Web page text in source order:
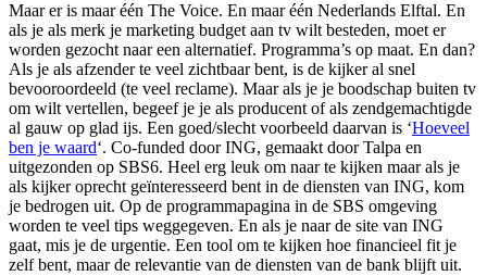
Maar er is maar één The Voice. En maar één Nederlands Elftal. En
als je als merk je marketing budget aan tv wilt besteden, moet er
worden gezocht naar een alternatief. Programma’s op maat. En dan?
Als je als afzender te veel zichtbaar bent, is de kijker al snel
bevooroordeeld (te veel reclame). Maar als je je boodschap buiten tv
om wilt vertellen, begeef je je als producent of als zendgemachtigde
al gauw op glad ijs. Een goed/slecht voorbeeld daarvan is ‘Hoeveel
ben je waard‘. Co-funded door ING, gemaakt door Talpa en
uitgezonden op SBS6. Heel erg leuk om naar te kijken maar als je
als kijker oprecht geïnteresseerd bent in de diensten van ING, kom
je bedrogen uit. Op de programmapagina in de SBS omgeving
worden te veel tips weggegeven. En als je naar de site van ING
gaat, mis je de urgentie. Een tool om te kijken hoe financieel fit je
zelf bent, maar de relevantie van de diensten van de bank blijft uit.